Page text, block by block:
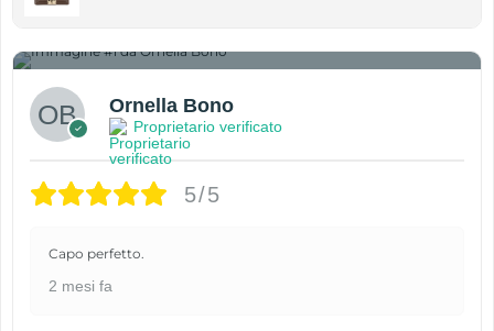
Ornella Bono
Proprietario verificato
5/5
Capo perfetto.
2 mesi fa